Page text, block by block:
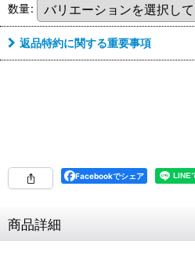
数量:
返品特約に関する重要事項
Facebookでシェア
商品詳細